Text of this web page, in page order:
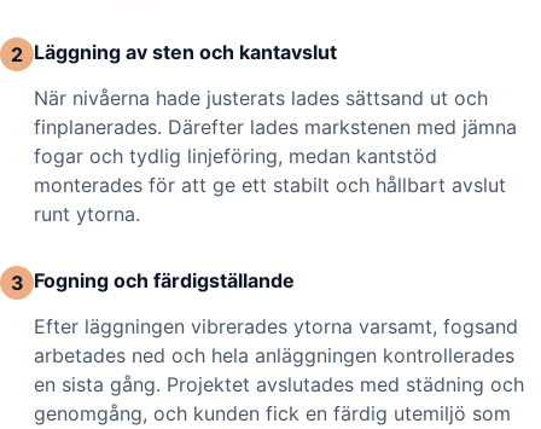
2 Läggning av sten och kantavslut
När nivåerna hade justerats lades sättsand ut och
finplanerades. Därefter lades markstenen med jämna
fogar och tydlig linjeföring, medan kantstöd
monterades för att ge ett stabilt och hållbart avslut
runt ytorna.
3 Fogning och färdigställande
Efter läggningen vibrerades ytorna varsamt, fogsand
arbetades ned och hela anläggningen kontrollerades
en sista gång. Projektet avslutades med städning och
genomgång, och kunden fick en färdig utemiljö som